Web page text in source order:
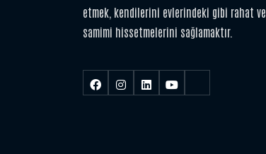
etmek, kendilerini evlerindeki gibi rahat ve
samimi hissetmelerini sağlamaktır.